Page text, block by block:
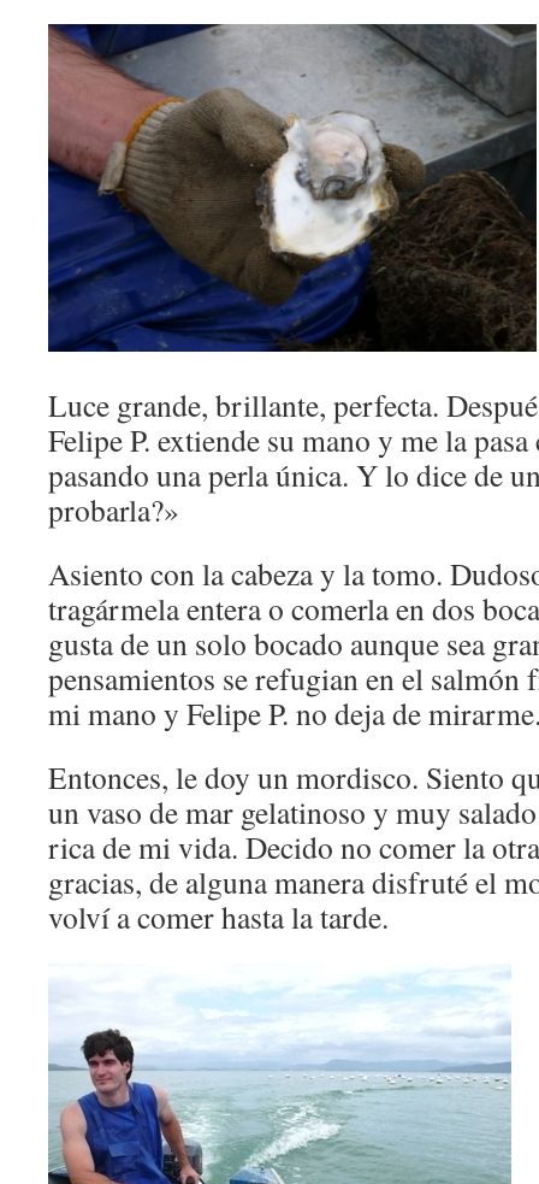
Luce grande, brillante, perfecta.
Felipe P. extiende su mano y me la
pasando una perla única. Y lo dice de
probarla?»
Asiento con la cabeza y la tomo.
tragármela entera o comerla en dos
gusta de un solo bocado aunque sea
pensamientos se refugian en el salmón
mi mano y Felipe P. no deja de
Entonces, le doy un mordisco. Siento
un vaso de mar gelatinoso y muy
rica de mi vida. Decido no comer la
gracias, de alguna manera disfruté el
volví a comer hasta la tarde.